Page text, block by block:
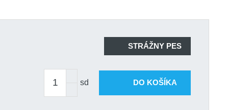
STRÁŽNY PES
sd DO KOŠÍKA